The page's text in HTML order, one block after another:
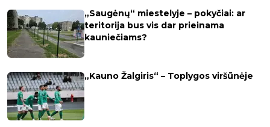
„Saugėnų“ miestelyje – pokyčiai: ar
teritorija bus vis dar prieinama
kauniečiams?
„Kauno Žalgiris“ – Toplygos viršūnėje